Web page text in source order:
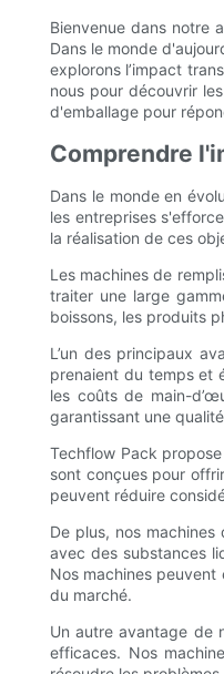
Bienvenue dans notre
Dans le monde
explorons l’impact
nous pour découvrir
d'emballage pour
Comprendre
Dans le monde en
les entreprises
la réalisation de ces
Les machines de
traiter une large
boissons, les produits
L’un des principaux
prenaient du temps et
les coûts de main-
garantissant une
Techflow Pack
sont conçues pour
peuvent réduire
De plus, nos
avec des substances
Nos machines
du marché.
Un autre avantage de
efficaces. Nos